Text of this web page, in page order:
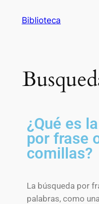
Biblioteca
¿Qué es
por frase
comillas?
La búsqueda por
palabras, como